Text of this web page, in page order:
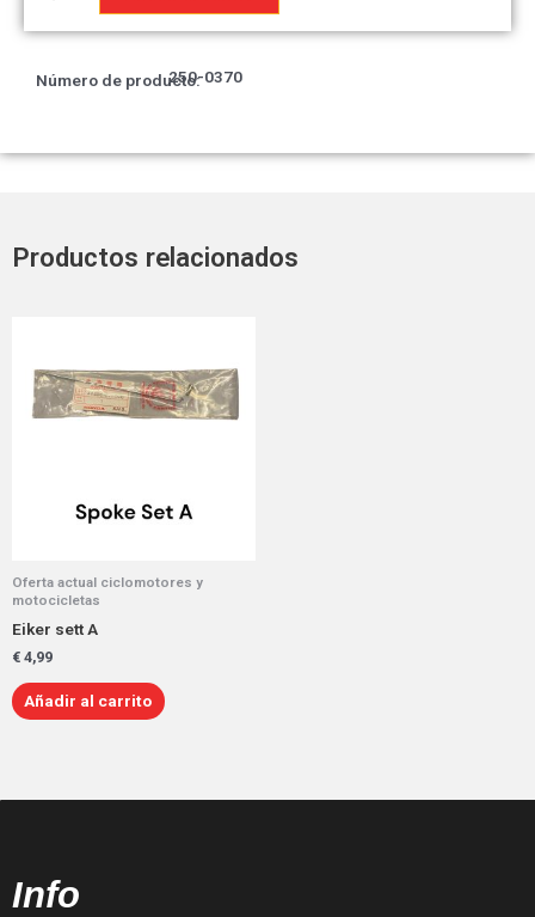
cantidad
Número de producto:250-0370
Productos relacionados
Oferta actual ciclomotores y
motocicletas
Eiker sett A
€ 4,99
Añadir al carrito
Info